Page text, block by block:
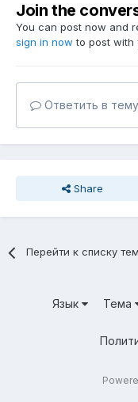
Join the
You can post now and
sign in now to post with
Ответить в
Share
Перейти к списку тем
Язык Тема